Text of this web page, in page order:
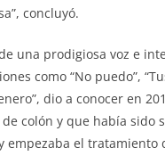
concluyó.
una prodigiosa voz e
como “No puedo”,
dio a conocer en
colón y que había sido
empezaba el tratamiento